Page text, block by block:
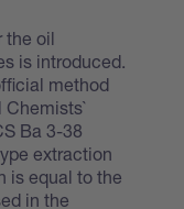
the oil
is introduced.
method
Chemists`
Ba 3-38
extraction
is equal to the
in the